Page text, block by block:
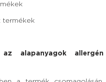
termékek
alapanyagok allergén